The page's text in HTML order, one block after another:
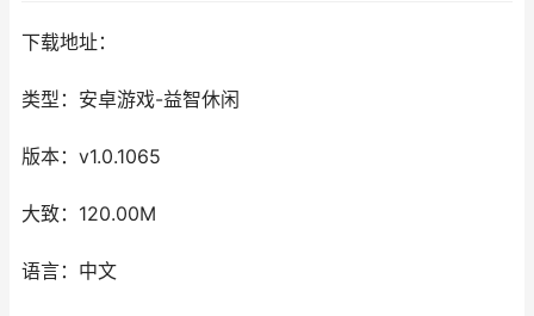
下载地址：
类型：安卓游戏-益智休闲
版本：v1.0.1065
大致：120.00M
语言：中文